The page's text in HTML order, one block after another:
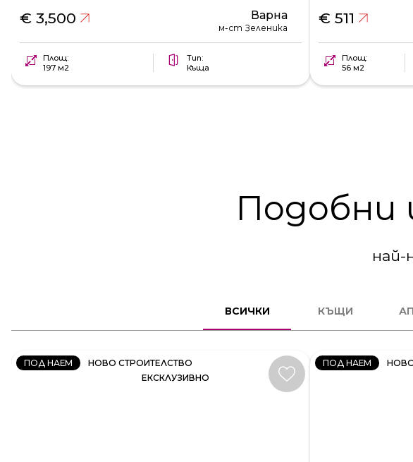
€ 3,500 Варна
м-ст Зеленика
Площ:
197 м2
Тип:
Къща
€ 511
Площ:
56 м2
ВСИЧКИ КЪЩИ
ПОД НАЕМ
НОВО СТРОИТЕЛСТВО
ЕКСКЛУЗИВНО
35414
ПОД НАЕМ
СТАЕН
КОД:
34406